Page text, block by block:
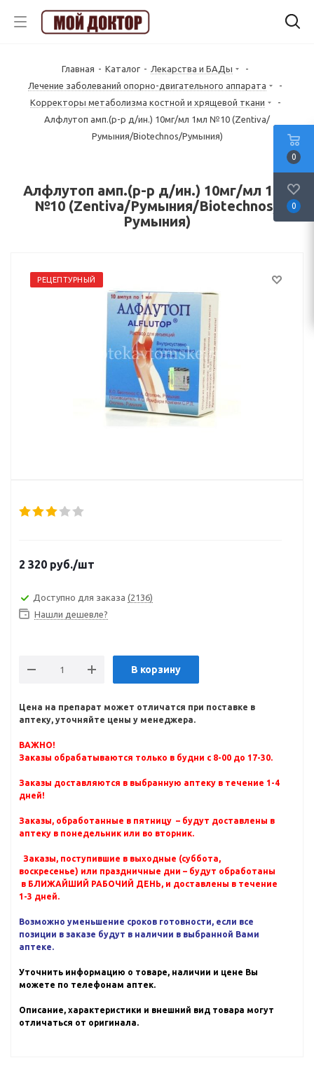
Главная - Каталог - Лекарства и БАДы
-
Лечение заболеваний опорно-двигательного аппарата
-
Корректоры метаболизма костной и хрящевой ткани
-
Алфлутоп амп.(р-р д/ин.) 10мг/мл 1мл №10 (Zentiva/
Румыния/Biotechnos/Румыния)
Алфлутоп амп.(р-р д/ин.) 10мг/мл 1мл
№10 (Zentiva/Румыния/Biotechnos/
Румыния)
РЕЦЕПТУРНЫЙ
2 320 руб./шт
Доступно для заказа (2136)
Нашли дешевле?
В корзину
Цена на препарат может отличатся при поставке в
аптеку, уточняйте цены у менеджера.
ВАЖНО!
Заказы обрабатываются только в будни с 8-00 до 17-30.
Заказы доставляются в выбранную аптеку в течение 1-4
дней!
Заказы, обработанные в пятницу – будут доставлены в
аптеку в понедельник или во вторник.
Заказы, поступившие в выходные (суббота,
воскресенье) или праздничные дни – будут обработаны
в БЛИЖАЙШИЙ РАБОЧИЙ ДЕНЬ, и доставлены в течение
1-3 дней.
Возможно уменьшение сроков готовности, если все
позиции в заказе будут в наличии в выбранной Вами
аптеке.
Уточнить информацию о товаре, наличии и цене Вы
можете по телефонам аптек.
Описание, характеристики и внешний вид товара могут
отличаться от оригинала.
0
0